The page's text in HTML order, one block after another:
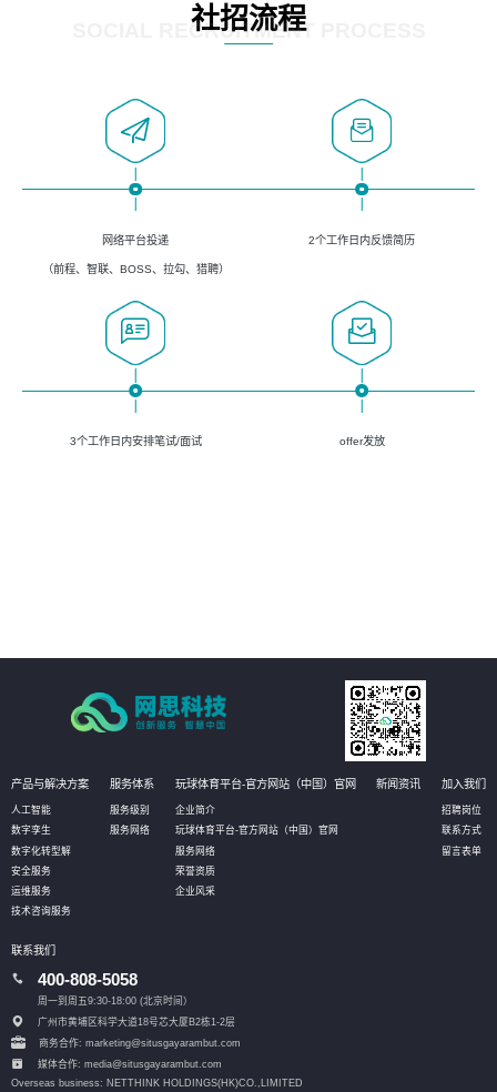
4、掌握DevOps思想、方法和流程。Jenkins工具使用；
5、掌握常见中间件配置与优化，如mysql、nginx等；
社招流程
SOCIAL RECRUITMENT PROCESS
网络平台投递
（前程、智联、BOSS、拉勾、猎聘）
2个工作日内反馈简历
3个工作日内安排笔试/面试 offer发放
产品与解决方案
人工智能
数字孪生
数字化转型解
安全服务
运维服务
技术咨询服务
服务体系
服务级别
服务网络
玩球体育平台-官方网站（中国）官网
企业简介
玩球体育平台-官方网站（中国）官网
服务网络
荣誉资质
企业风采
新闻资讯 加入我们
招聘岗位
联系方式
留言表单
联系我们
400-808-5058
周一到周五9:30-18:00 (北京时间）
广州市黄埔区科学大道18号芯大厦B2栋1-2层
商务合作: marketing@situsgayarambut.com
媒体合作: media@situsgayarambut.com
Overseas business: NETTHINK HOLDINGS(HK)CO.,LIMITED